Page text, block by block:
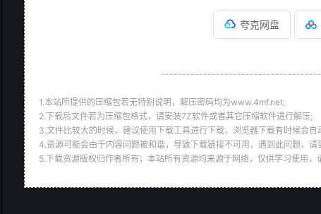
夸克网盘
1.本站所提供的压缩包若无特别说明，解压密码均为www.4mf.net;
2.下载后文件若为压缩包格式，请安装7Z软件或者其它压缩软件进行解压;
3.文件比较大的时候，建议使用下载工具进行下载，浏览器下载有时候会自
4.资源可能会由于内容问题被和谐，导致下载链接不可用，遇到此问题，
5.下载资源版权归作者所有；本站所有资源均来源于网络，仅供学习使用，